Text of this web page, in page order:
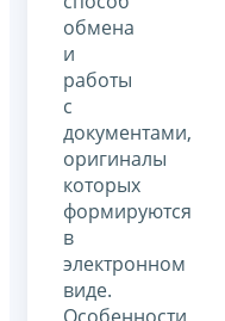
обмена
и
работы
с
документами,
оригиналы
которых
формируются
в
электронном
виде.